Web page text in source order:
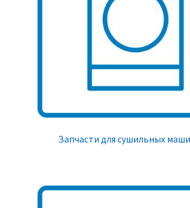
Запчасти для сушильных